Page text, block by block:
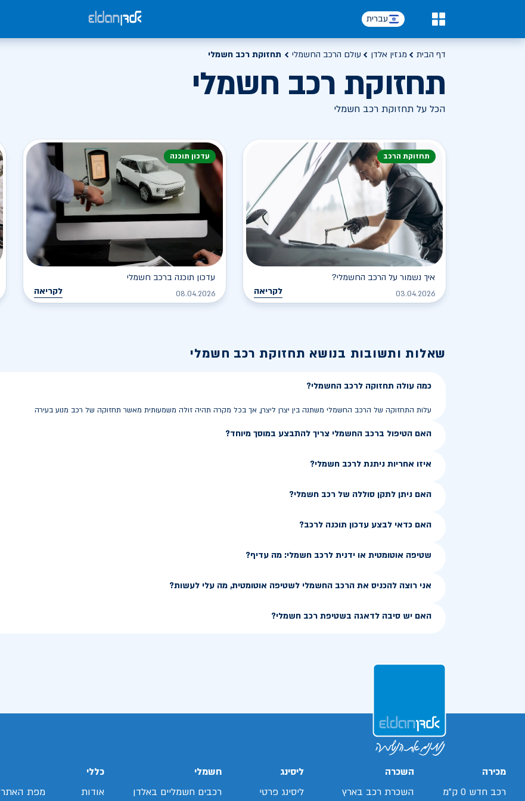
עברית
דף הבית מגזין אלדן עולם הרכב החשמלי תחזוקת רכב חשמלי
תחזוקת רכב חשמלי
הכל על תחזוקת רכב חשמלי
תחזוקת הרכב
איך נשמור על הרכב החשמלי?
03.04.2026 לקריאה
עדכון תוכנה
עדכון תוכנה ברכב חשמלי
08.04.2026 לקריאה
שאלות ותשובות בנושא תחזוקת רכב חשמלי
כמה עולה תחזוקה לרכב החשמלי?
עלות התחזוקה של הרכב החשמלי משתנה בין יצרן ליצרן, אך בכל מקרה תהיה זולה משמעותית מאשר תחזוקה של רכב מנוע בעירה
האם הטיפול ברכב החשמלי צריך להתבצע במוסך מיוחד?
איזו אחריות ניתנת לרכב חשמלי?
האם ניתן לתקן סוללה של רכב חשמלי?
האם כדאי לבצע עדכון תוכנה לרכב?
שטיפה אוטומטית או ידנית לרכב חשמלי: מה עדיף?
אני רוצה להכניס את הרכב החשמלי לשטיפה אוטומטית, מה עלי לעשות?
האם יש סיבה לדאגה בשטיפת רכב חשמלי?
מכירה
רכב חדש 0 ק"מ
השכרה
השכרת רכב בארץ
ליסינג
ליסינג פרטי
חשמלי
רכבים חשמליים באלדן
כללי
אודות
מפת האתר